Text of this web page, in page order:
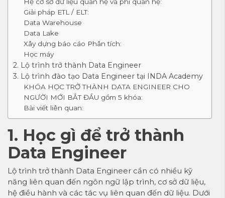
Giải pháp ETL / ELT:
Data Warehouse
Data Lake
Xây dựng báo cáo Phân tích:
Học máy
2. Lộ trình trở thành Data Engineer
3. Lộ trình đào tạo Data Engineer tại INDA Academy
KHÓA HỌC TRỞ THÀNH DATA ENGINEER CHO
NGƯỜI MỚI BẮT ĐẦU gồm 5 khóa:
Bài viết liên quan:
1. Học gì để trở thành
Data Engineer
Lộ trình trở thành Data Engineer cần có nhiều kỹ
năng liên quan đến ngôn ngữ lập trình, cơ sở dữ liệu,
hệ điều hành và các tác vụ liên quan đến dữ liệu. Dưới